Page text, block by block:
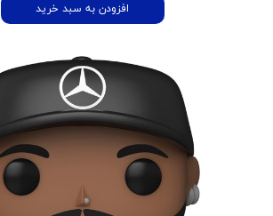
افزودن به سبد خرید